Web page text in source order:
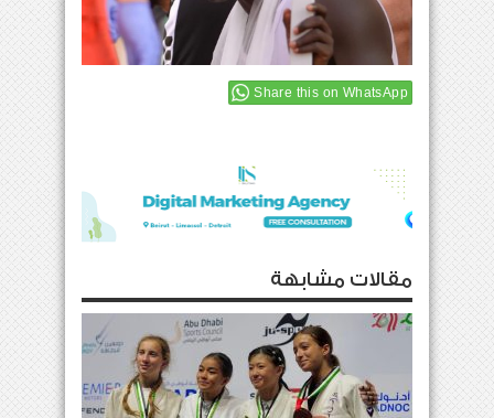
Share this on WhatsApp
مقالات مشابهة